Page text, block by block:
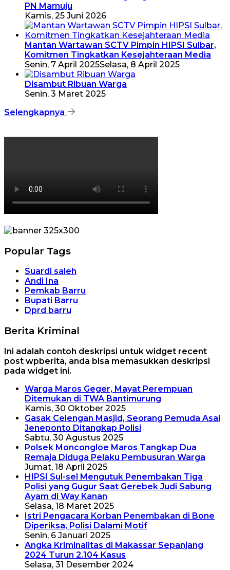
PN Mamuju
Kamis, 25 Juni 2026
Mantan Wartawan SCTV Pimpin HIPSI Sulbar,
Komitmen Tingkatkan Kesejahteraan Media
Senin, 7 April 2025Selasa, 8 April 2025
Disambut Ribuan Warga
Senin, 3 Maret 2025
Selengkapnya
Popular Tags
Suardi saleh
Andi Ina
Pemkab Barru
Bupati Barru
Dprd barru
Berita Kriminal
Ini adalah contoh deskripsi untuk widget recent
post wpberita, anda bisa memasukkan deskripsi
pada widget ini.
Warga Maros Geger, Mayat Perempuan
Ditemukan di TWA Bantimurung
Kamis, 30 Oktober 2025
Gasak Celengan Masjid, Seorang Pemuda Asal
Jeneponto Ditangkap Polisi
Sabtu, 30 Agustus 2025
Polsek Moncongloe Maros Tangkap Dua
Remaja Diduga Pelaku Pembusuran Warga
Jumat, 18 April 2025
HIPSI Sul-sel Mengutuk Penembakan Tiga
Polisi yang Gugur Saat Gerebek Judi Sabung
Ayam di Way Kanan
Selasa, 18 Maret 2025
Istri Pengacara Korban Penembakan di Bone
Diperiksa, Polisi Dalami Motif
Senin, 6 Januari 2025
Angka Kriminalitas di Makassar Sepanjang
2024 Turun 2.104 Kasus
Selasa, 31 Desember 2024